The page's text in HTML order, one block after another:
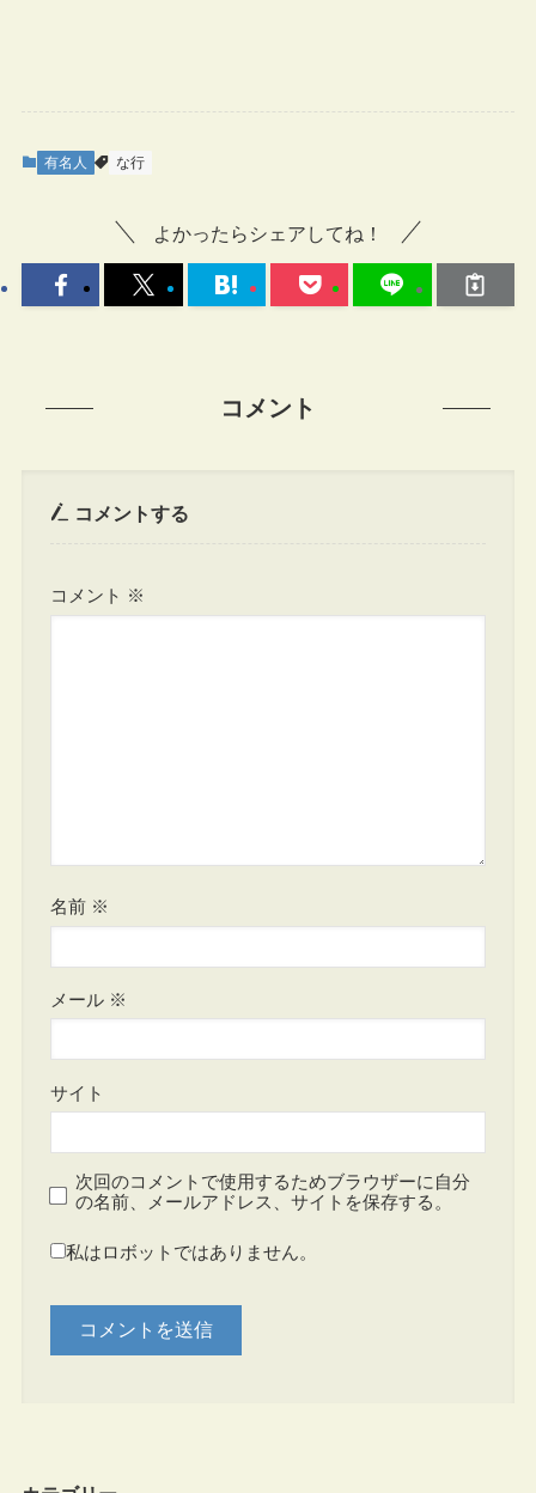
有名人 な行
よかったらシェアしてね！
コメント
コメントする
コメント ※
名前 ※
メール ※
サイト
次回のコメントで使用するためブラウザーに自分
の名前、メールアドレス、サイトを保存する。
私はロボットではありません。